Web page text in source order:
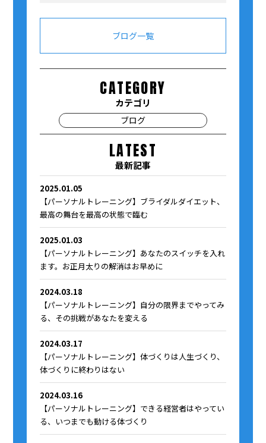
ブログ一覧
CATEGORY
カテゴリ
ブログ
LATEST
最新記事
2025.01.05
【パーソナルトレーニング】ブライダルダイエット、
最高の舞台を最高の状態で臨む
2025.01.03
【パーソナルトレーニング】あなたのスイッチを入れ
ます。お正月太りの解消はお早めに
2024.03.18
【パーソナルトレーニング】自分の限界までやってみ
る、その挑戦があなたを変える
2024.03.17
【パーソナルトレーニング】体づくりは人生づくり、
体づくりに終わりはない
2024.03.16
【パーソナルトレーニング】できる経営者はやってい
る、いつまでも動ける体づくり